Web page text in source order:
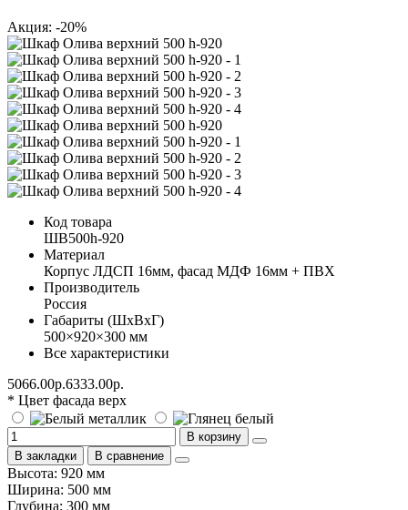
Акция: -20%
Код товара
ШВ500h-920
Материал
Корпус ЛДСП 16мм, фасад МДФ 16мм + ПВХ
Производитель
Россия
Габариты (ШхВхГ)
500×920×300 мм
Все характеристики
5066.00р.6333.00р.
* Цвет фасада верх
В корзину
В закладки
В сравнение
Высота: 920 мм
Ширина: 500 мм
Глубина: 300 мм